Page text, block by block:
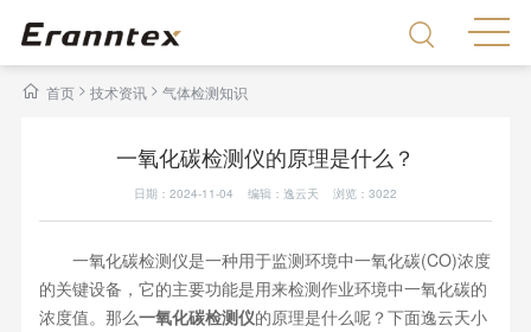
首页> 技术资讯 > 气体检测知识
一氧化碳检测仪的原理是什么？
日期：2024-11-04 编辑：逸云天 浏览： 3022
一氧化碳检测仪是一种用于监测环境中一氧化碳(CO)浓度
的关键设备，它的主要功能是用来检测作业环境中一氧化碳的
浓度值。那么一氧化碳检测仪的原理是什么呢？下面逸云天小